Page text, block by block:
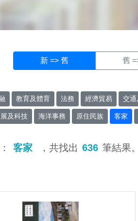
新 => 舊 舊
教育及體育 法務 經濟貿易 交通
及科技 海洋事務 原住民族 客家
客家 ，共找出 636 筆結果。